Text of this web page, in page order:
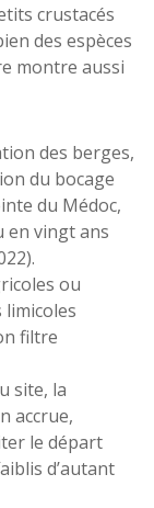
crustacés
des espèces
montre aussi
des berges,
du bocage
du Médoc,
en vingt ans
ou
filtre
site, la
accrue,
le départ
d’autant